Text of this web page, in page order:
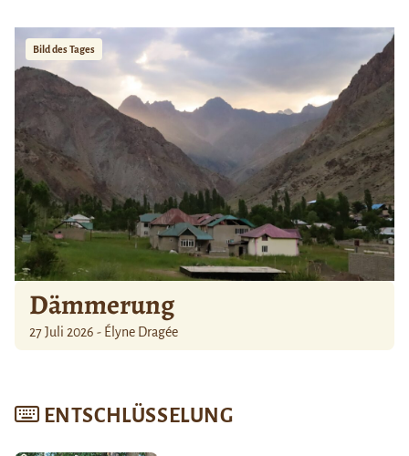
Bild des Tages
Dämmerung
27 Juli 2026 - Élyne Dragée
ENTSCHLÜSSELUNG